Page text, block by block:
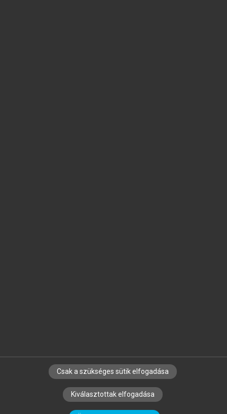
SZERZŐKNEK CÉGEKNEK KÖNYVTÁROSOKNAK
SZERKESZTÉSI ÉS LEKTORÁLÁSI ALAPELVEK
Csak a szükséges sütik elfogadása
Kiválasztottak elfogadása